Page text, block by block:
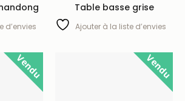
d’envies
Table basse grise
Ajouter à la liste d’envies
Vendu Vendu